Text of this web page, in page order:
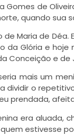
Gomes de
quando sua
de Maria de Déa.
da Glória e hoje
Conceição e de
mais um
dividir o
prendada,
era aluada,
estivesse